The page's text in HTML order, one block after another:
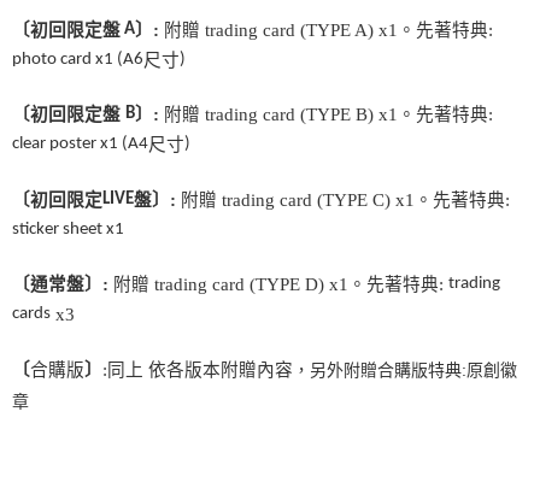
２．訂單成立數日內，您將收到繳費通知簡訊。
３．收到繳費通知簡訊後14天內，點擊此簡訊中的連結，可透過四大超商／
ATM／網路銀行／等多元方式進行付款，方視為交易完成。
購買商品的店家。未經商家同意取消之訂單仍視為有效，需透過AFTEE先享
後付繳納相關費用。
客戶支援中心」https://netprotections.freshdesk.com/support/home
易，需依本服務之必要範圍內提供個人資料，並將交易相關給付款項請求債
權轉讓予恩沛科技股份有限公司。
３．未成年的使用者請事先徵得法定代理人或監護人之同意方可使用
每筆NT$60，滿NT$1,599(含以上)免運費
每筆NT$60，滿NT$1,599(含以上)免運費
每筆NT$60，滿NT$1,599(含以上)免運費
新竹貨運
每筆NT$90
宅配 (離島)
付款後門市自取
〔初回限定盤 A〕 : 附贈 trading card (TYPE A) x1 。先著特典:
photo card x1 (A6尺寸)
〔初回限定盤 B〕 : 附贈 trading card (TYPE B) x1 。先著特典:
clear poster x1 (A4尺寸)
〔初回限定 LIVE盤〕 : 附贈 trading card (TYPE C) x1 。先著特典:
sticker sheet x1
〔通常盤〕 : 附贈 trading card (TYPE D) x1 。先著特典: trading
cards x3
〔合購版〕 : 同上 依各版本附贈內容 ，另外附贈合購版特典:原創徽
章